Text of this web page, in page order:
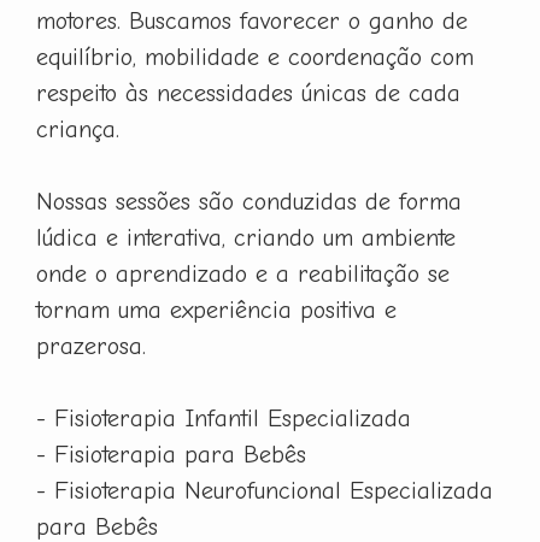
motores. Buscamos favorecer o ganho de
equilíbrio, mobilidade e coordenação com
respeito às necessidades únicas de cada
criança.
Nossas sessões são conduzidas de forma
lúdica e interativa, criando um ambiente
onde o aprendizado e a reabilitação se
tornam uma experiência positiva e
prazerosa.
- Fisioterapia Infantil Especializada
- Fisioterapia para Bebês
- Fisioterapia Neurofuncional Especializada
para Bebês